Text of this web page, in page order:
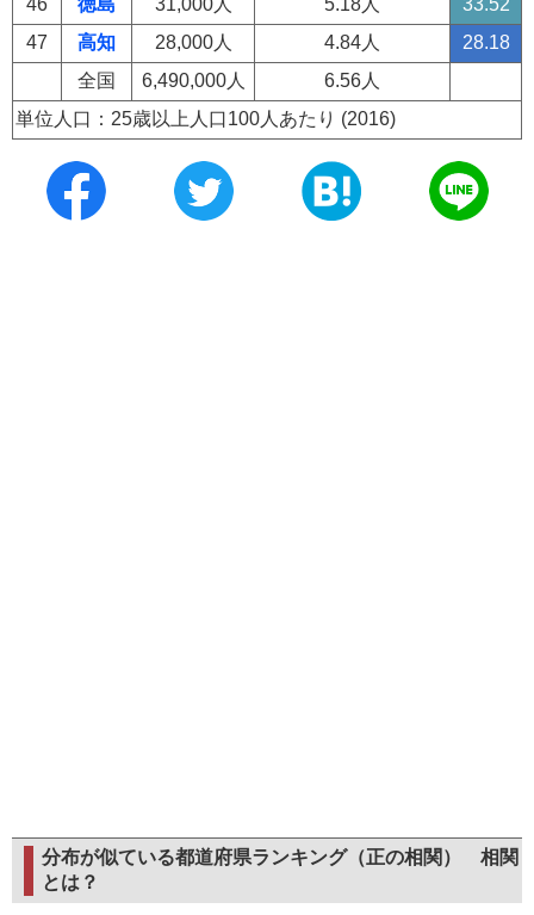
46
徳島 31,000人 5.18人
33.52
47
高知 28,000人 4.84人
28.18
全国
6,490,000人
6.56人
単位人口：25歳以上人口100人あたり (2016)
分布が似ている都道府県ランキング（正の相関） 相関
とは？